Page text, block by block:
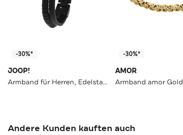
-30%*
JOOP!
Armband für Herren, Edelstahl, Achat
-30%*
AMOR
Armband amor Gold
Andere Kunden kauften auch